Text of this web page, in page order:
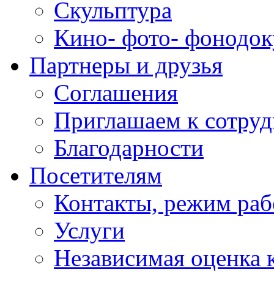
Скульптура
Кино- фото-
Партнеры и друзья
Соглашения
Приглашаем к
Благодарности
Посетителям
Контакты, режим
Услуги
Независимая оценка